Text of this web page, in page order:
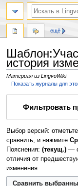
история
Материал из LingvoWiki
Показать журналы для
Фильтровать
Выбор версий:
сравнить, и нажмите
Пояснения: (текущ.)—
отличия от
изменения.
ещё